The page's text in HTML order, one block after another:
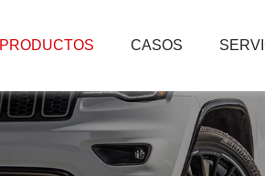
PRODUCTOS CASOS